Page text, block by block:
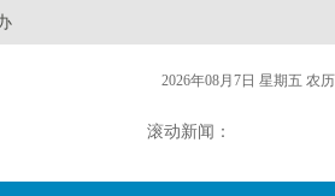
2026年08月7日 星期五 农
滚动新闻：